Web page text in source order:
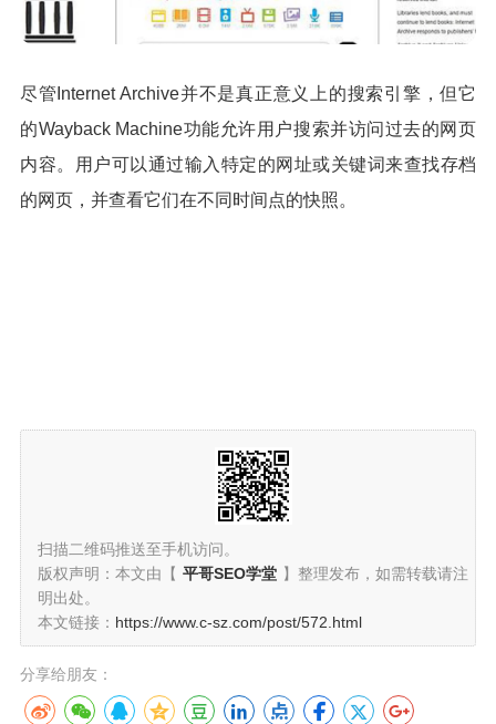
尽管Internet Archive并不是真正意义上的搜索引擎，但它
的Wayback Machine功能允许用户搜索并访问过去的网页
内容。用户可以通过输入特定的网址或关键词来查找存档
的网页，并查看它们在不同时间点的快照。
扫描二维码推送至手机访问。
版权声明：本文由【 平哥SEO学堂 】整理发布，如需转载请注
明出处。
本文链接： https://www.c-sz.com/post/572.html
分享给朋友：